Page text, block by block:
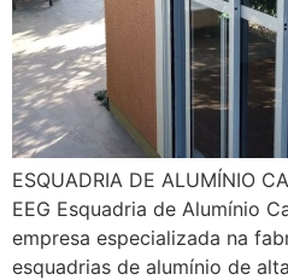
ESQUADRIA DE ALUMÍNIO
EEG Esquadria de Alumínio
empresa especializada na
esquadrias de alumínio de